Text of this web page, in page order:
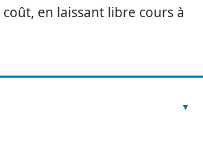
en laissant libre cours à